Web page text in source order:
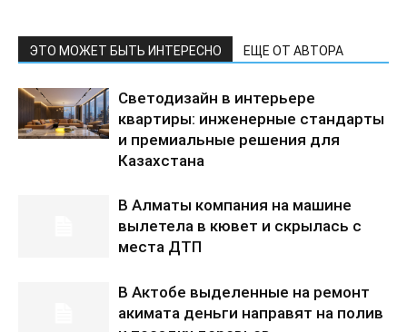
ЭТО МОЖЕТ БЫТЬ ИНТЕРЕСНО ЕЩЕ ОТ АВТОРА
Светодизайн в интерьере
квартиры: инженерные стандарты
и премиальные решения для
Казахстана
В Алматы компания на машине
вылетела в кювет и скрылась с
места ДТП
В Актобе выделенные на ремонт
акимата деньги направят на полив